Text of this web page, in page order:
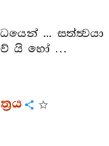
... සත්ත්‍වයා
යි හෝ …